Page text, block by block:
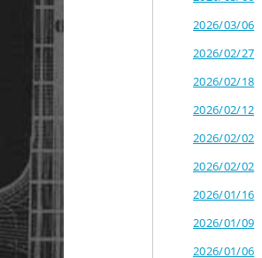
2026/03/06
2026/02/27
2026/02/18
2026/02/12
2026/02/02
2026/02/02
2026/01/16
2026/01/09
2026/01/06